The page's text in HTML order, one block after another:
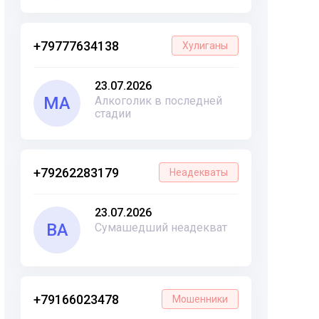
+79777634138 Хулиганы
МА
23.07.2026
Алкоголик в последней
стадии
+79262283179 Неадекваты
ВА
23.07.2026
Сумашедший неадекват
+79166023478 Мошенники